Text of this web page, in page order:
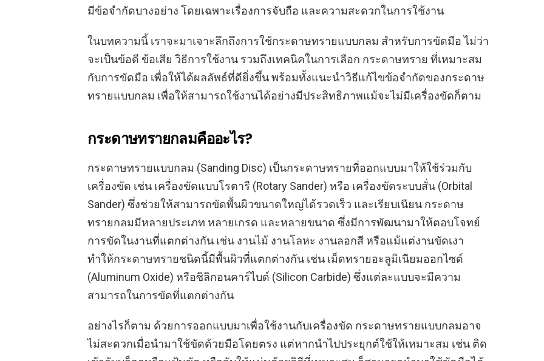
มีข้อจำกัดบางอย่าง โดยเฉพาะเรื่องการจับถือ และความสะดวกในการใช้งาน
ในบทความนี้ เราจะมาเจาะลึกถึงการใช้กระดาษทรายแบบกลม สำหรับการขัดมือ ไม่ว่า
จะเป็นข้อดี ข้อเสีย วิธีการใช้งาน รวมถึงเทคนิคในการเลือก กระดาษทราย ที่เหมาะสม
กับการขัดมือ เพื่อให้ได้ผลลัพธ์ที่ดียิ่งขึ้น พร้อมทั้งแนะนำวิธีแก้ไขข้อจำกัดของกระดาษ
ทรายแบบกลม เพื่อให้สามารถใช้งานได้อย่างมีประสิทธิภาพแม้จะไม่มีเครื่องขัดก็ตาม
กระดาษทรายกลมคืออะไร?
กระดาษทรายแบบกลม (Sanding Disc) เป็นกระดาษทรายที่ออกแบบมาให้ใช้ร่วมกับ
เครื่องขัด เช่น เครื่องขัดแบบโรตารี (Rotary Sander) หรือ เครื่องขัดระบบสั่น (Orbital
Sander) ซึ่งช่วยให้สามารถขัดพื้นผิวขนาดใหญ่ได้รวดเร็ว และเรียบเนียน กระดาษ
ทรายกลมมีหลายประเภท หลายเกรด และหลายขนาด ซึ่งมีการพัฒนามาให้ตอบโจทย์
การขัดในงานที่แตกต่างกัน เช่น งานไม้ งานโลหะ งานลอกสี หรือแม้แต่งานขัดเงา
ทำให้กระดาษทรายชนิดนี้มีพื้นผิวที่แตกต่างกัน เช่น เม็ดทรายอะลูมิเนียมออกไซด์
(Aluminum Oxide) หรือซิลิกอนคาร์ไบด์ (Silicon Carbide) ซึ่งแต่ละแบบจะมีความ
สามารถในการขัดที่แตกต่างกัน
อย่างไรก็ตาม ด้วยการออกแบบมาเพื่อใช้งานกับเครื่องขัด กระดาษทรายแบบกลมอาจ
ไม่สะดวกเมื่อนำมาใช้ขัดด้วยมือโดยตรง แต่หากนำไปประยุกต์ใช้ให้เหมาะสม เช่น ติด